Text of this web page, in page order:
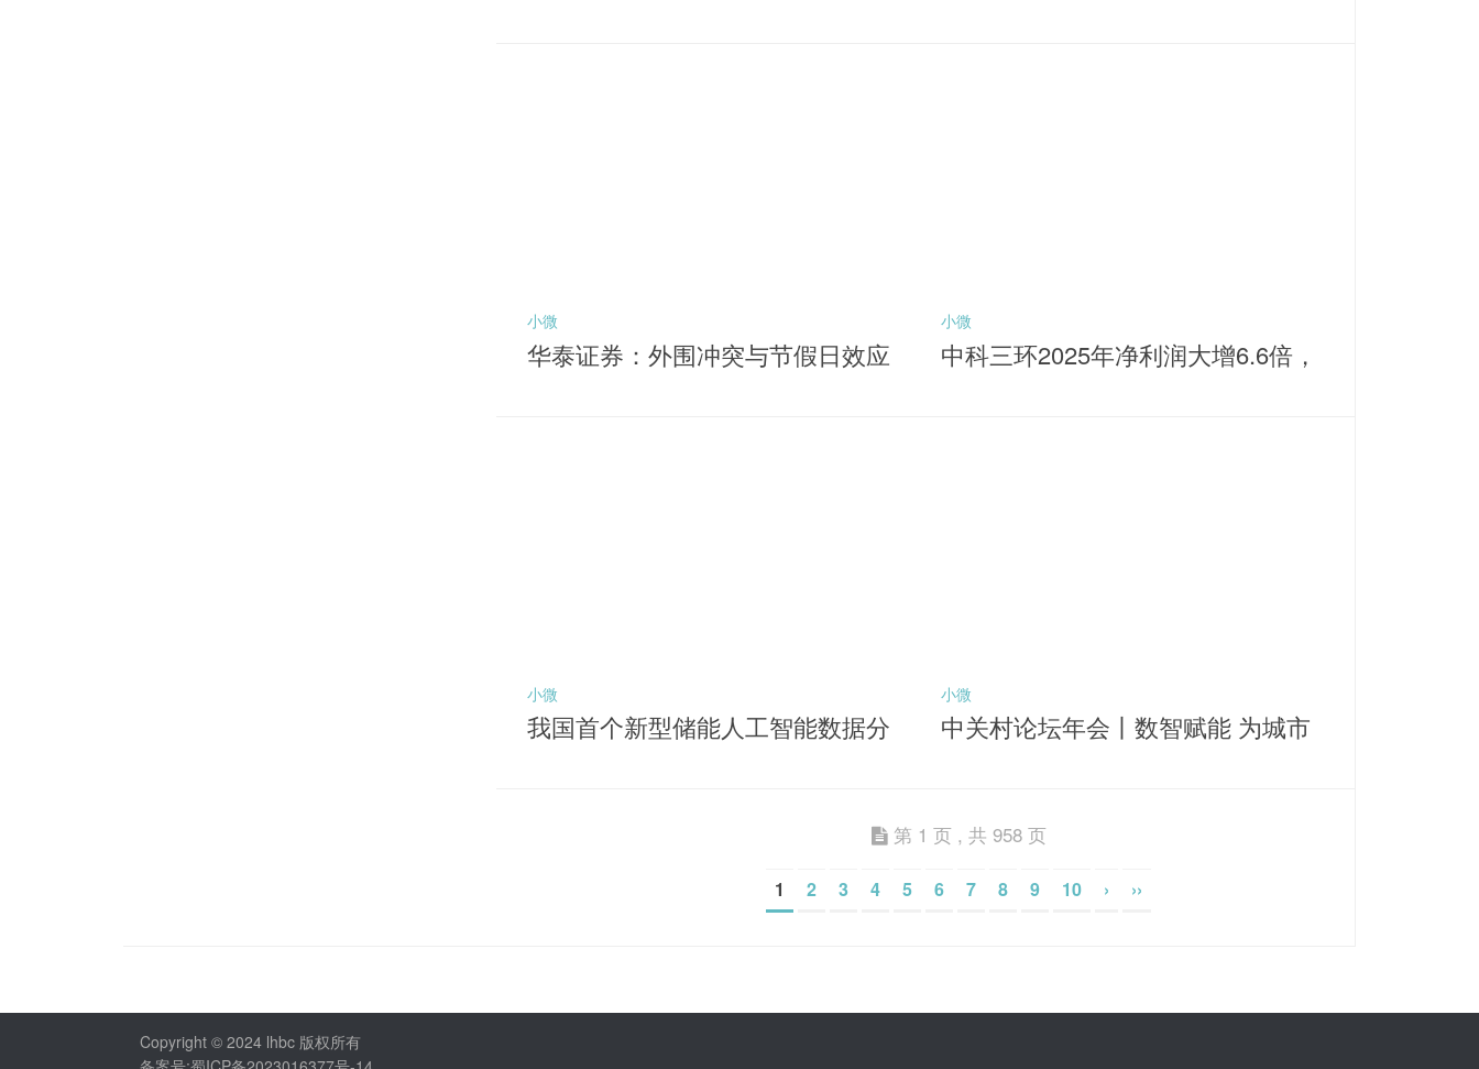
小微
华泰证券：外围冲突与节假日效应
小微
中科三环2025年净利润大增6.6倍，
小微
我国首个新型储能人工智能数据分
小微
中关村论坛年会丨数智赋能 为城市
第 1 页 , 共 958 页
1 2 3 4 5 6 7 8 9 10 › ››
Copyright © 2024 lhbc 版权所有